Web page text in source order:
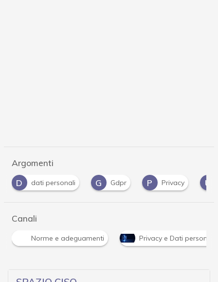
Argomenti
dati personali G Gdpr P Privacy U UE
Canali
Norme e adeguamenti Privacy e Dati personali